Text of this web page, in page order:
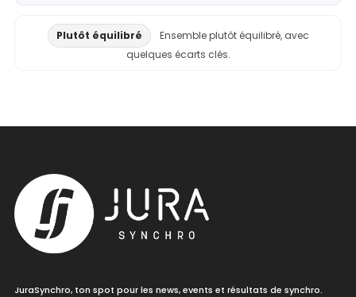
Plutôt équilibré
Ensemble plutôt équilibré, avec
quelques écarts clés.
JuraSynchro, ton spot pour les news, events et résultats de synchro.